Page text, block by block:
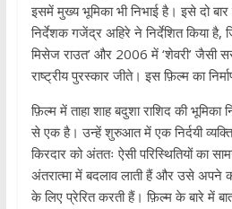
इसमें मुख्य भूमिका भी निभाई है। इसे दो
निर्देशक गजेंद्र अहिरे ने निर्देशित किया
मिसेज राउत’ और 2006 में ‘शेवरी’ जैसी
राष्ट्रीय पुरस्कार जीते। इस फ़िल्म का
फ़िल्म में ताहा शाह बदुशा राशिद की भूमिका
से एक है। उन्हें शुरुआत में एक निर्दयी
किरदार को अंततः ऐसी परिस्थितियों का
अंतरात्मा में बदलाव लाती हैं और उसे अपने
के लिए प्रेरित करती हैं। फ़िल्म के बारे में